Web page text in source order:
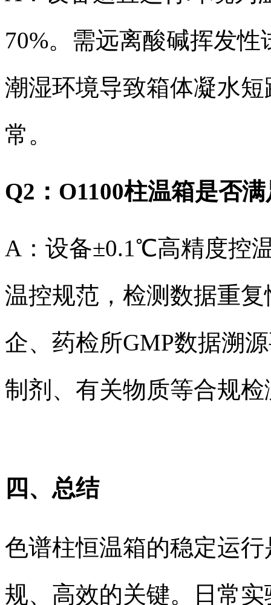
70%。需远离酸碱挥发
潮湿环境导致箱体凝水
常。
Q2：O1100柱温箱是否
A：设备±0.1℃高精度控
温控规范，检测数据重
企、药检所GMP数据溯
制剂、有关物质等合规
四、总结
色谱柱恒温箱的稳定运
规、高效的关键。日常